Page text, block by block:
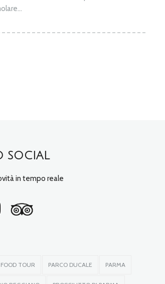
SOCIAL
in tempo reale
FOOD TOUR PARCO DUCALE PARMA